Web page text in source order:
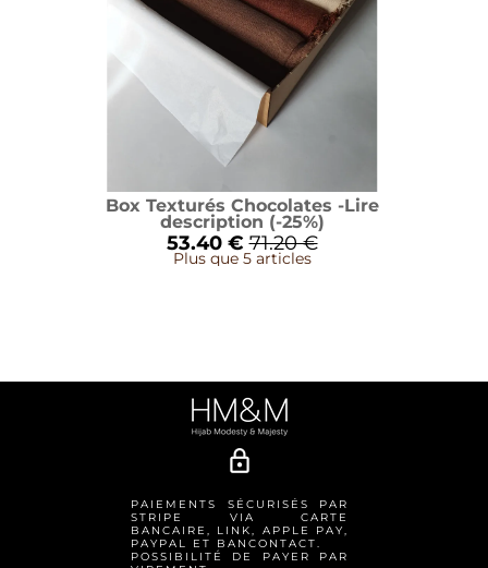
lock_outline
PAIEMENTS SÉCURISÉS PAR
STRIPE VIA CARTE
BANCAIRE, LINK, APPLE PAY,
PAYPAL ET BANCONTACT.
POSSIBILITÉ DE PAYER PAR
Box Texturés Chocolates -Lire
description (-25%)
53.40 € 71.20 €
Plus que 5 articles